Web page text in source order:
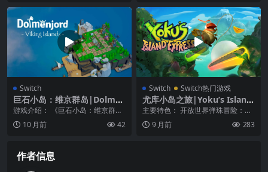
Switch
巨石小岛：维京群岛|Dolmen
jord: Viking Islands中文
游戏介绍： 《巨石小岛：维京群
岛》在这个逻辑益智游戏中，安排
维京人在岛屿上的村庄...
10 月前 42
Switch Switch热门游戏
尤库小岛之旅|Yoku’s Island
Express中文
主要特色： 开放世界弹珠冒险：采
用了独特的弹珠式平台跳跃玩法，Y
oku’s Is...
9 月前 283
作者信息